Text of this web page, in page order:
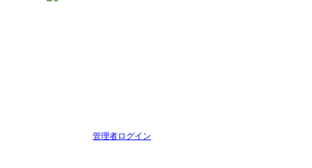
管理者ログイン